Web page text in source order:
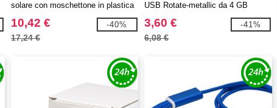
solare con moschettone in plastica
riciclata Helios
10,42 €
17,24 €
-40%
USB Rotate-metallic da 4 GB
3,60 €
6,08 €
-41%